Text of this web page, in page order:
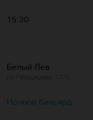
15:30
Белый Лев
Ночной бильярд